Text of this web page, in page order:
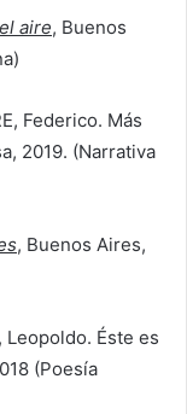
aire, Buenos
, Buenos Aires,